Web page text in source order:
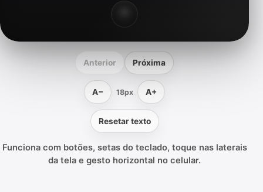
Anterior Próxima
A− 18px A+
Resetar texto
Funciona com botões, setas do teclado, toque nas laterais
da tela e gesto horizontal no celular.